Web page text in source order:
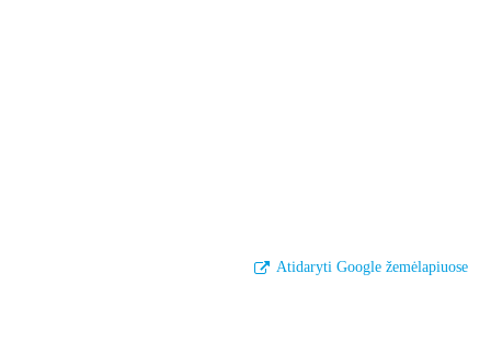
Atidaryti Google žemėlapiuose